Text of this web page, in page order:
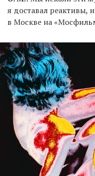
я доставал реактивы,
в Москве на